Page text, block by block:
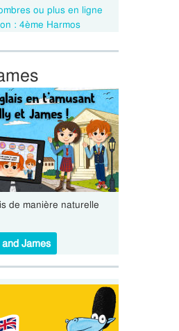
ou plus en ligne
: 4ème Harmos
de manière naturelle
and James